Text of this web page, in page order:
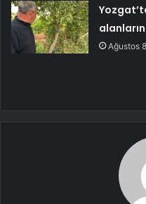
Ağustos